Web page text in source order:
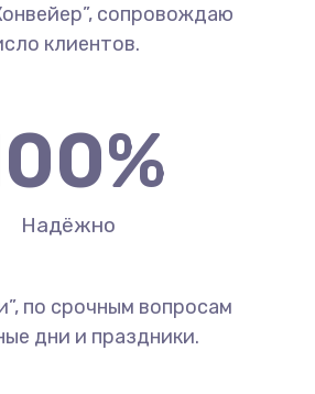
сопровождаю
клиентов.
%
Надёжно
по срочным вопросам
дни и праздники.